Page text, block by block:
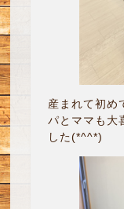
産まれて初め
パとママも大
した(*^^*)